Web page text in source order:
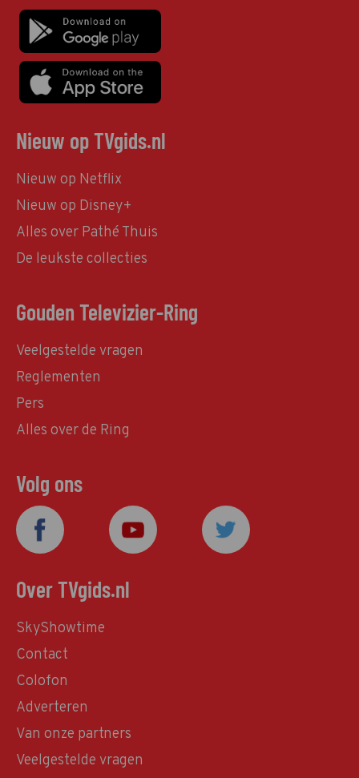
Nieuw op TVgids.nl
Nieuw op Netflix
Nieuw op Disney+
Alles over Pathé Thuis
De leukste collecties
Gouden Televizier-Ring
Veelgestelde vragen
Reglementen
Pers
Alles over de Ring
Volg ons
Over TVgids.nl
SkyShowtime
Contact
Colofon
Adverteren
Van onze partners
Veelgestelde vragen